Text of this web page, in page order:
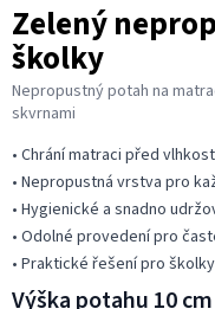
Zelený
školky
Nepropustný potah na
skvrnami
• Chrání matraci před
• Nepropustná vrstva pro
• Hygienické a snadno
• Odolné provedení pro
• Praktické řešení pro
Výška potahu 10 cm